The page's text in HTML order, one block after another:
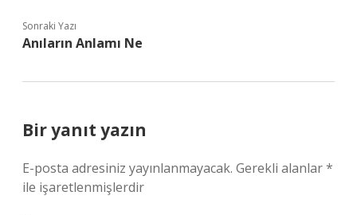
Sonraki Yazı
Anıların Anlamı Ne
Bir yanıt yazın
E-posta adresiniz yayınlanmayacak. Gerekli alanlar*
ile işaretlenmişlerdir